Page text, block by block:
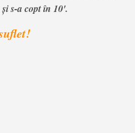
s-a copt în 10'.